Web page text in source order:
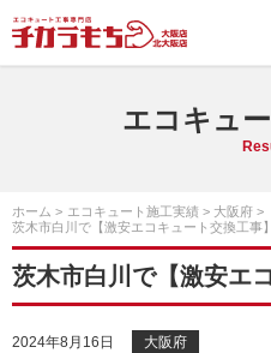
エコキュ
ホーム エコキュート施工実績
大阪府
茨木市白川で【激安エコキュート交換工事】
茨木市白川で【激安エ
2024年8月16日 大阪府